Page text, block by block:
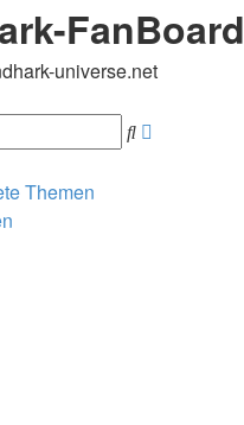
FanBoard
universe.net
Suche
Themen